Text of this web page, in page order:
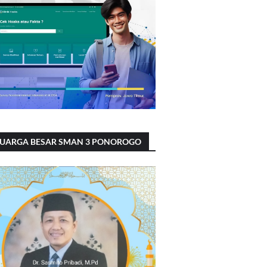
BESAR SMAN 3 PONOROGO